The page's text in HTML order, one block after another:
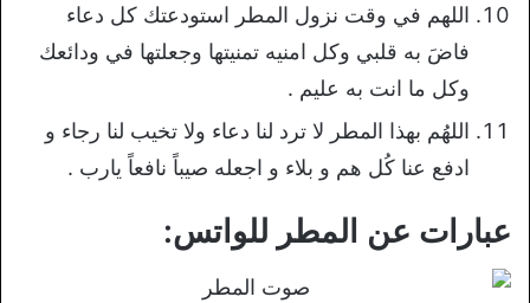
اللهم في وقت نزول المطر استودعتك كل دعاء
فاضَ به قلبي وكل امنيه تمنيتها وجعلتها في ودائعك
وكل ما انت به عليم .
اللهُم بهذا المطر لا ترد لنا دعاء ولا تخيب لنا رجاء و
ادفع عنا كُل هم و بلاء و اجعله صيباً نافعاً يارب .
عبارات عن المطر للواتس: